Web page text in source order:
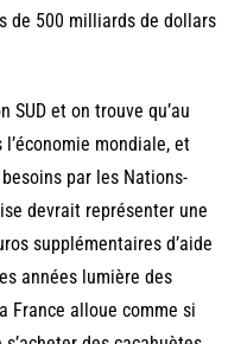
de 500 milliards de dollars
et on trouve qu’au
mondiale, et
par les Nations-
devrait représenter une
supplémentaires d’aide
années lumière des
France alloue comme si